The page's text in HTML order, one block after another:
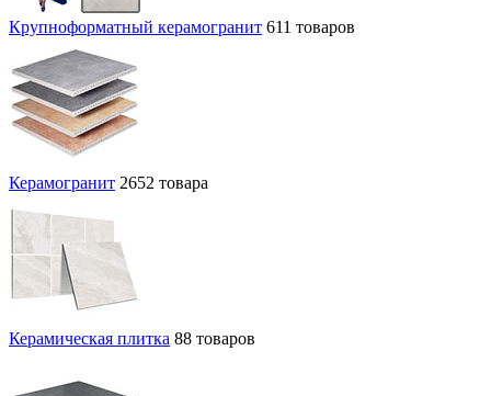
Крупноформатный керамогранит 611 товаров
Керамогранит 2652 товара
Керамическая плитка 88 товаров